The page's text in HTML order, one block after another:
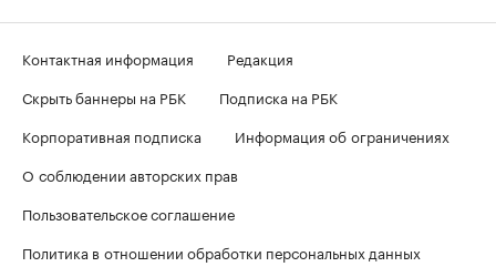
Контактная информация
Редакция
Скрыть баннеры на РБК
Подписка на РБК
Корпоративная подписка
Информация об ограничениях
О соблюдении авторских прав
Пользовательское соглашение
Политика в отношении обработки персональных данных